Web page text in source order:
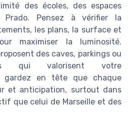
des écoles, des espaces
Pensez à vérifier la
les plans, la surface et
maximiser la luminosité.
des caves, parkings ou
qui valorisent votre
gardez en tête que chaque
et anticipation, surtout dans
que celui de Marseille et des